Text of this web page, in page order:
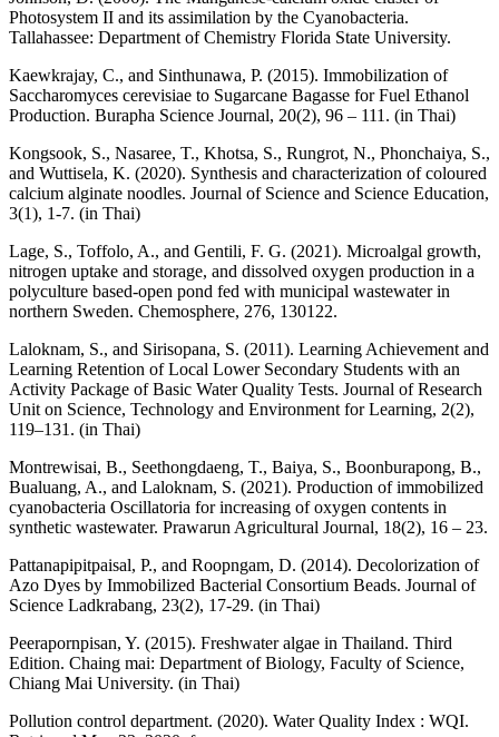
Photosystem II and its assimilation by the Cyanobacteria.
Tallahassee: Department of Chemistry Florida State University.
Kaewkrajay, C., and Sinthunawa, P. (2015). Immobilization of
Saccharomyces cerevisiae to Sugarcane Bagasse for Fuel Ethanol
Production. Burapha Science Journal, 20(2), 96 – 111. (in Thai)
Kongsook, S., Nasaree, T., Khotsa, S., Rungrot, N., Phonchaiya, S.,
and Wuttisela, K. (2020). Synthesis and characterization of coloured
calcium alginate noodles. Journal of Science and Science Education,
3(1), 1-7. (in Thai)
Lage, S., Toffolo, A., and Gentili, F. G. (2021). Microalgal growth,
nitrogen uptake and storage, and dissolved oxygen production in a
polyculture based-open pond fed with municipal wastewater in
northern Sweden. Chemosphere, 276, 130122.
Laloknam, S., and Sirisopana, S. (2011). Learning Achievement and
Learning Retention of Local Lower Secondary Students with an
Activity Package of Basic Water Quality Tests. Journal of Research
Unit on Science, Technology and Environment for Learning, 2(2),
119–131. (in Thai)
Montrewisai, B., Seethongdaeng, T., Baiya, S., Boonburapong, B.,
Bualuang, A., and Laloknam, S. (2021). Production of immobilized
cyanobacteria Oscillatoria for increasing of oxygen contents in
synthetic wastewater. Prawarun Agricultural Journal, 18(2), 16 – 23.
Pattanapipitpaisal, P., and Roopngam, D. (2014). Decolorization of
Azo Dyes by Immobilized Bacterial Consortium Beads. Journal of
Science Ladkrabang, 23(2), 17-29. (in Thai)
Peerapornpisan, Y. (2015). Freshwater algae in Thailand. Third
Edition. Chaing mai: Department of Biology, Faculty of Science,
Chiang Mai University. (in Thai)
Pollution control department. (2020). Water Quality Index : WQI.